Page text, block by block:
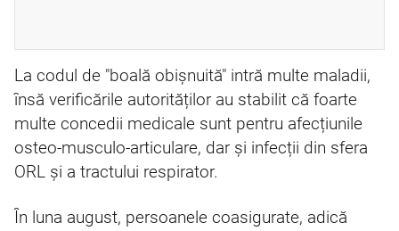
La codul de "boală obișnuită" intră multe maladii,
însă verificările autorităților au stabilit că foarte
multe concedii medicale sunt pentru afecțiunile
osteo-musculo-articulare, dar și infecții din sfera
ORL și a tractului respirator.
În luna august, persoanele coasigurate, adică